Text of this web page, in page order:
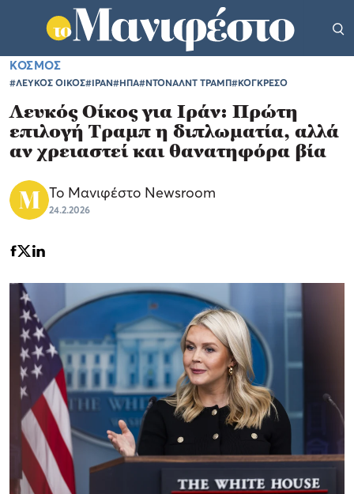
ΚΟΣΜΟΣ
#ΛΕΥΚΟΣ ΟΙΚΟΣ#ΙΡΑΝ#ΗΠΑ#ΝΤΟΝΑΛΝΤ ΤΡΑΜΠ#ΚΟΓΚΡΕΣΟ
Λευκός Οίκος για Ιράν: Πρώτη
επιλογή Τραμπ η διπλωματία, αλλά
αν χρειαστεί και θανατηφόρα βία
Το Μανιφέστο Newsroom
24.2.2026